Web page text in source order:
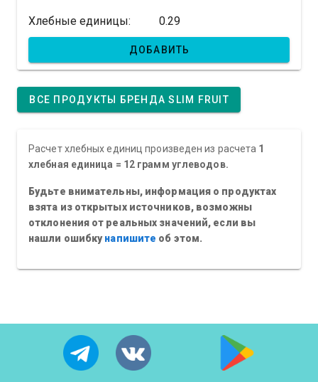
Хлебные единицы: 0.29
ДОБАВИТЬ
ВСЕ ПРОДУКТЫ БРЕНДА SLIM FRUIT
Расчет хлебных единиц произведен из расчета 1
хлебная единица = 12 грамм углеводов.
Будьте внимательны, информация о продуктах
взята из открытых источников, возможны
отклонения от реальных значений, если вы
нашли ошибкунапишите об этом.